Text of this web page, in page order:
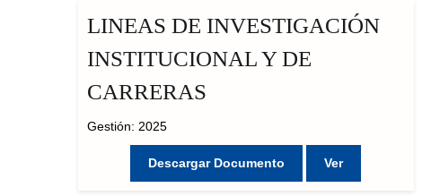
LINEAS DE INVESTIGACIÓN
INSTITUCIONAL Y DE
CARRERAS
Gestión: 2025
Descargar Documento Ver